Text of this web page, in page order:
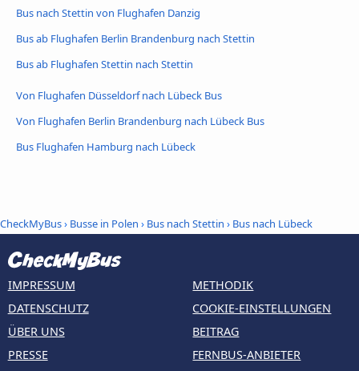
Bus nach Stettin von Flughafen Danzig
Bus ab Flughafen Berlin Brandenburg nach Stettin
Bus ab Flughafen Stettin nach Stettin
Von Flughafen Düsseldorf nach Lübeck Bus
Von Flughafen Berlin Brandenburg nach Lübeck Bus
Bus Flughafen Hamburg nach Lübeck
CheckMyBus› Busse in Polen › Bus nach Stettin › Bus nach Lübeck
IMPRESSUM
DATENSCHUTZ
ÜBER UNS
PRESSE
METHODIK
COOKIE-EINSTELLUNGEN
BEITRAG
FERNBUS-ANBIETER